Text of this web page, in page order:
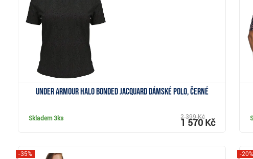
Under Armour Halo Bonded Jacquard dámské polo, černé
Skladem3ks 2 399 Kč
1 570 Kč
-35% -20%